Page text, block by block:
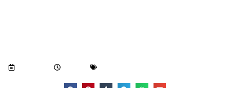
2:39 pm